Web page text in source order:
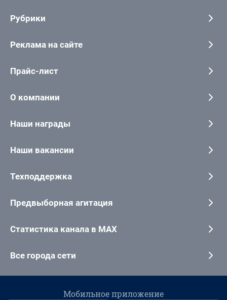
Рубрики
Реклама на сайте
Прайс-лист
О компании
Наши награды
Наши вакансии
Техподдержка
Предвыборная агитация
Статистика канала в MAX
Все города сети
Мобильное приложение